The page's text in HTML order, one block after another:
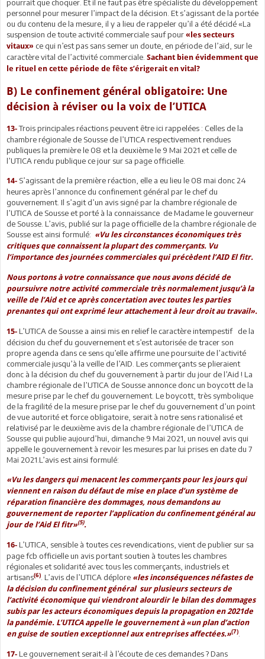
pourrait que choquer. Et il ne faut pas être spécialiste du développement
personnel pour mesurer l’impact de la décision. Et s’agissant de la portée
ou du contenu de la mesure, il y a lieu de rappeler qu’il a été décidé «La
suspension de toute activité commerciale sauf pour «les secteurs
vitaux» ce qui n’est pas sans semer un doute, en période de l’aïd, sur le
caractère vital de l’activité commerciale. Sachant bien évidemment que
le rituel en cette période de fête s’érigerait en vital?
B) Le confinement général obligatoire: Une
décision à réviser ou la voix de l’UTICA
13-Trois principales réactions peuvent être ici rappelées : Celles de la
chambre régionale de Sousse de l’UTICA respectivement rendues
publiques la première le 08 et la deuxième le 9 Mai 2021 et celle de
l’UTICA rendu publique ce jour sur sa page officielle.
14- S’agissant de la première réaction, elle a eu lieu le 08 mai donc 24
heures après l’annonce du confinement général par le chef du
gouvernement. Il s’agit d’un avis signé par la chambre régionale de
l’UTICA de Sousse et porté à la connaissance de Madame le gouverneur
de Sousse. L’avis, publié sur la page officielle de la chambre régionale de
Sousse est ainsi formulé: «Vu les circonstances économiques très
critiques que connaissent la plupart des commerçants. Vu
l’importance des journées commerciales qui précèdent l’AID El fitr.
Nous portons à votre connaissance que nous avons décidé de
poursuivre notre activité commerciale très normalement jusqu’à la
veille de l’Aid et ce après concertation avec toutes les parties
prenantes qui ont exprimé leur attachement à leur droit au travail».
15- L’UTICA de Sousse a ainsi mis en relief le caractère intempestif de la
décision du chef du gouvernement et s’est autorisée de tracer son
propre agenda dans ce sens qu’elle affirme une poursuite de l’activité
commerciale jusqu’à la veille de l’AID. Les commerçants se plieraient
donc à la décision du chef du gouvernement à partir du jour de l’Aid ! La
chambre régionale de l’UTICA de Sousse annonce donc un boycott de la
mesure prise par le chef du gouvernement. Le boycott, très symbolique
de la fragilité de la mesure prise par le chef du gouvernement d’un point
de vue autorité et force obligatoire, serait à notre sens rationalisé et
relativisé par le deuxième avis de la chambre régionale de l’UTICA de
Sousse qui publie aujourd’hui, dimanche 9 Mai 2021, un nouvel avis qui
appelle le gouvernement à revoir les mesures par lui prises en date du 7
Mai 2021.L’avis est ainsi formulé:
«Vu les dangers qui menacent les commerçants pour les jours qui
viennent en raison du défaut de mise en place d’un système de
réparation financière des dommages, nous demandons au
gouvernement de reporter l’application du confinement général au
jour de l’Aid El fitr»(5).
16- L’UTICA, sensible à toutes ces revendications, vient de publier sur sa
page fcb officielle un avis portant soutien à toutes les chambres
régionales et solidarité avec tous les commerçants, industriels et
artisans(6) . L’avis de l’UTICA déplore «les inconséquences néfastes de
la décision du confinement général sur plusieurs secteurs de
l’activité économique qui viendront alourdir le bilan des dommages
subis par les acteurs économiques depuis la propagation en 2021de
la pandémie. L’UTICA appelle le gouvernement à «un plan d’action
en guise de soutien exceptionnel aux entreprises affectées.»(7)
17- Le gouvernement serait-il à l’écoute de ces demandes ? Dans